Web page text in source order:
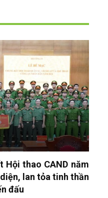
Hội thao CAND năm
lan tỏa tinh thần
đấu